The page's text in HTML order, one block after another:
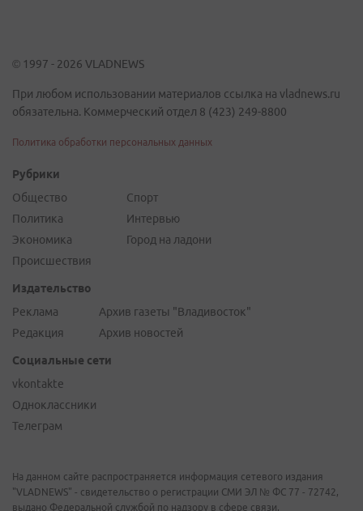
© 1997 - 2026 VLADNEWS
При любом использовании материалов ссылка на vladnews.ru
обязательна. Коммерческий отдел 8 (423) 249-8800
Политика обработки персональных данных
Рубрики
Общество
Политика
Экономика
Происшествия
Спорт
Интервью
Город на ладони
Издательство
Реклама
Редакция
Архив газеты "Владивосток"
Архив новостей
Социальные сети
vkontakte
Одноклассники
Телеграм
На данном сайте распространяется информация сетевого издания
"VLADNEWS" - свидетельство о регистрации СМИ ЭЛ № ФС 77 - 72742,
выдано Федеральной службой по надзору в сфере связи,